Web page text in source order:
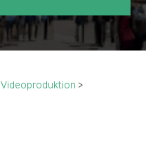
Videoproduktion >